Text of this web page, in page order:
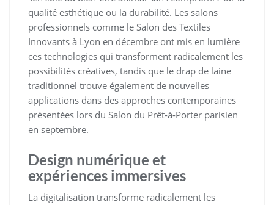
qualité esthétique ou la durabilité. Les salons
professionnels comme le Salon des Textiles
Innovants à Lyon en décembre ont mis en lumière
ces technologies qui transforment radicalement les
possibilités créatives, tandis que le drap de laine
traditionnel trouve également de nouvelles
applications dans des approches contemporaines
présentées lors du Salon du Prêt-à-Porter parisien
en septembre.
Design numérique et
expériences immersives
La digitalisation transforme radicalement les